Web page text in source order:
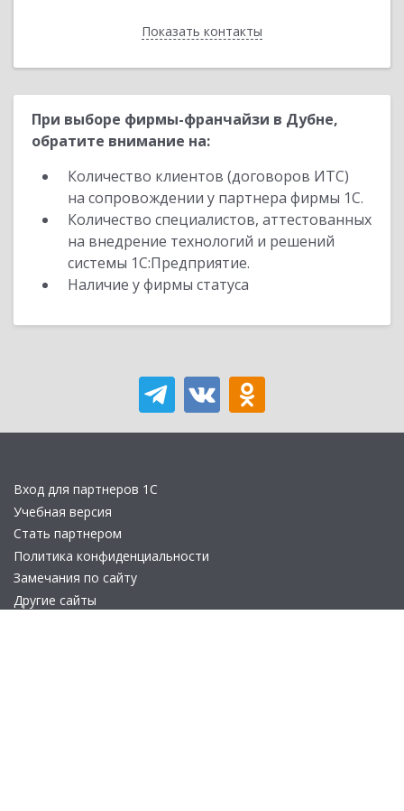
Показать контакты
Назад
При выборе фирмы-франчайзи в Дубне,
обратите внимание на:
Количество клиентов (договоров ИТС)
на сопровождении у партнера фирмы 1С.
Количество специалистов, аттестованных
на внедрение технологий и решений
системы 1С:Предприятие.
Наличие у фирмы статуса
Вход для партнеров 1С
Учебная версия
Стать партнером
Политика конфиденциальности
Замечания по сайту
Другие сайты